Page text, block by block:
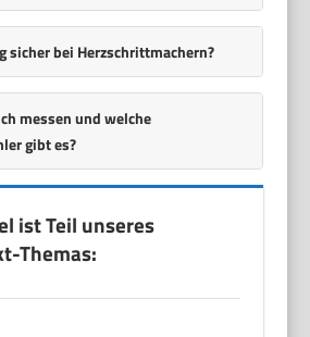
sicher bei Herzschrittmachern?
messen und welche
gibt es?
ist Teil unseres
Themas: